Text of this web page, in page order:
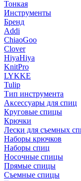
Тонкая
Инструменты
Бренд
Addi
ChiaoGoo
Clover
HiyaHiya
KnitPro
LYKKE
Tulip
Тип инструмента
Аксессуары для спиц
Круговые спицы
Крючки
Лески для съемных
Наборы крючков
Наборы спиц
Носочные спицы
Прямые спицы
Съемные спицы